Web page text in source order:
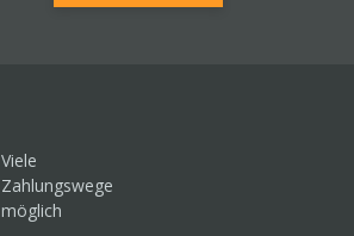
Viele
Zahlungswege
möglich